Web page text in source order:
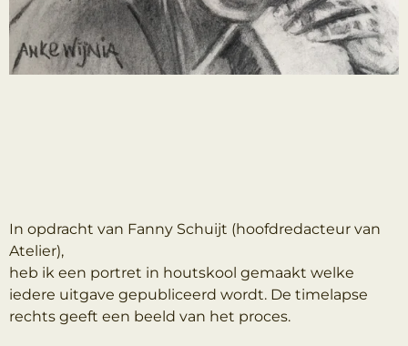
In opdracht van Fanny Schuijt (hoofdredacteur van
Atelier),
heb ik een portret in houtskool gemaakt welke
iedere uitgave gepubliceerd wordt. De timelapse
rechts geeft een beeld van het proces.